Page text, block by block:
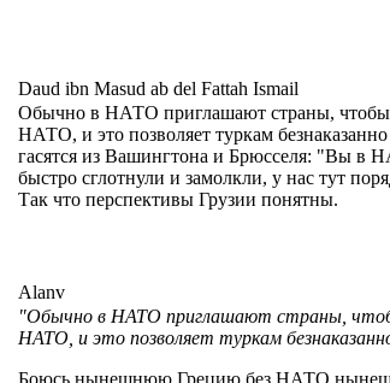
Daud ibn Masud ab del Fattah Ismail
Обычно в НАТО приглашают страны, чтобы
НАТО, и это позволяет туркам
гасятся из Вашингтона и Брюсселя: "Вы в
быстро сглотнули и замолкли, у нас тут
Так что перспективы Грузии понятны.
Alanv
"Обычно в НАТО приглашают страны,
НАТО, и это позволяет туркам
Боюсь нынешнюю Грецию без НАТО